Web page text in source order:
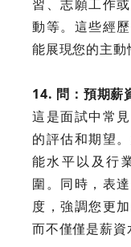
習、志願工作
動等。這些經
能展現您的主動
14. 問：預期薪
這是面試中常
的評估和期望
能水平以及行
圍。同時，表
度，強調您更
而不僅僅是薪資